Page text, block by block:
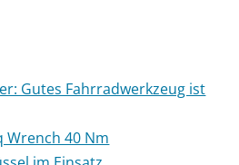
Gutes Fahrradwerkzeug ist
Wrench 40 Nm